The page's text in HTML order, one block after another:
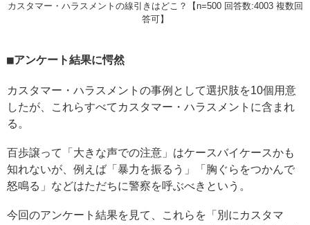
カスタマー・ハラスメントの線引きはどこ？【n=500 回答数:4003 複数回
答可】
アンケート結果に愕然
カスタマー・ハラスメントの事例として選択肢を10個用意
したが、これらすべてカスタマー・ハラスメントに含まれ
る。
百歩譲って「大きな声での注意」はケースバイケースかも
知れないが、例えば「暴力を振るう」「胸ぐらをつかんで
怒鳴る」などはただちに警察を呼ぶべきという。
今回のアンケート結果を見て、これらを「別にカスタマ